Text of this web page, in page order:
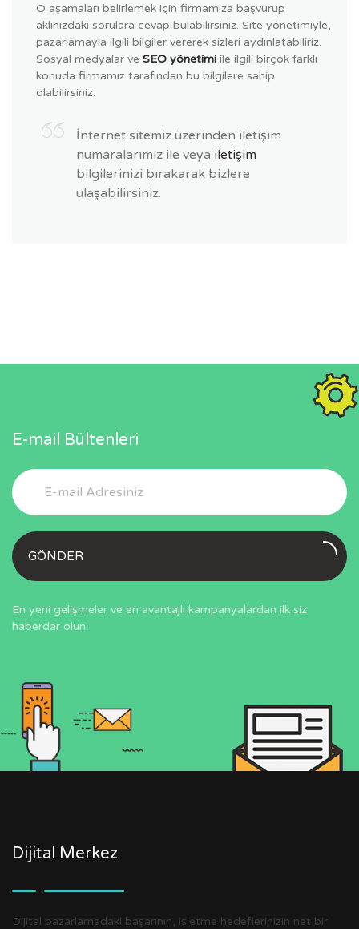
O aşamaları belirlemek için firmamıza başvurup
aklınızdaki sorulara cevap bulabilirsiniz. Site yönetimiyle,
pazarlamayla ilgili bilgiler vererek sizleri aydınlatabiliriz.
Sosyal medyalar ve SEO yönetimi ile ilgili birçok farklı
konuda firmamız tarafından bu bilgilere sahip
olabilirsiniz.
İnternet sitemiz üzerinden iletişim
numaralarımız ile veya iletişim
bilgilerinizi bırakarak bizlere
ulaşabilirsiniz.
E-mail Bültenleri
GÖNDER
En yeni gelişmeler ve en avantajlı kampanyalardan ilk siz
haberdar olun.
Dijital Merkez
Dijital pazarlamadaki başarının, işletme hedeflerinizin net bir